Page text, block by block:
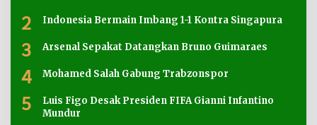
2 Indonesia Bermain Imbang 1-1 Kontra Singapura
3 Arsenal Sepakat Datangkan Bruno Guimaraes
4 Mohamed Salah Gabung Trabzonspor
5
Luis Figo Desak Presiden FIFA Gianni Infantino
Mundur